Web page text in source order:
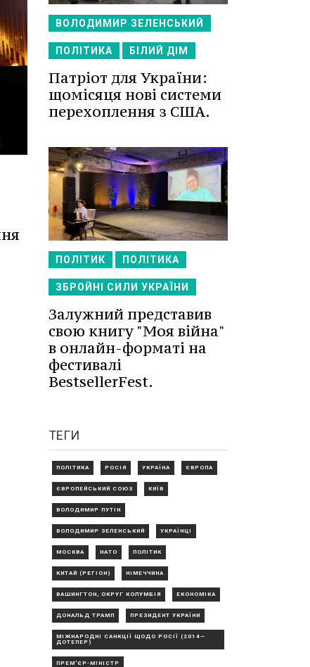
ВОЛОДИМИР ЗЕЛЕНСЬКИЙ
ПОЛІТИКА БІЛИЙ ДІМ
Патріот для України:
щомісяця нові системи
перехоплення з США.
ПОЛІТИК ПОЛІТИКА
ЗБРОЙНІ СИЛИ УКРАЇНИ
Залужний представив
свою книгу "Моя війна"
в онлайн-форматі на
фестивалі
BestsellerFest.
ТЕГИ
ПОЛІТИКА РОСІЯ УКРАЇНА ЄВРОПА
ЄВРОПЕЙСЬКИЙ СОЮЗ КИЇВ
ВОЛОДИМИР ПУТІН
ВОЛОДИМИР ЗЕЛЕНСЬКИЙ УКРАЇНЦІ
МОСКВА НАТО ПОЛІТИК
КИТАЙ (РЕГІОН) НІМЕЧЧИНА
ВАШИНГТОН, ОКРУГ КОЛУМБІЯ ЕКОНОМІКА
ДОНАЛЬД ТРАМП ПРЕЗИДЕНТ УКРАЇНИ
МІЖНАРОДНІ САНКЦІЇ ЩОДО РОСІЇ (2014—
ДОТЕПЕР)
ПРЕМ'ЄР-МІНІСТР